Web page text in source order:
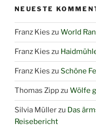
NEUESTE
Franz Kies zu World
Franz Kies zu
Franz Kies zu Schöne
Thomas Zippzu Wölfe
Silvia Müllerzu Das
Reisebericht